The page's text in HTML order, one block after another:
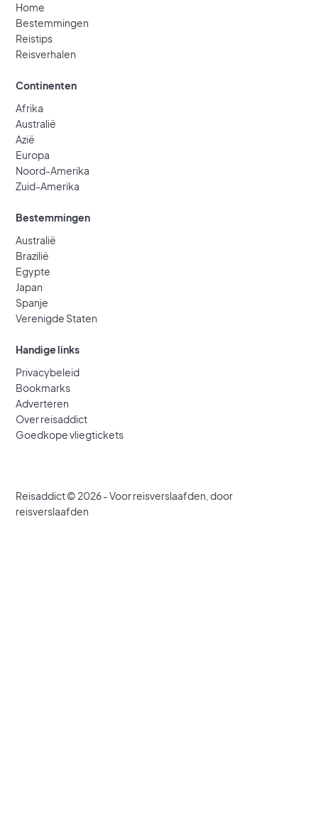
Home
Bestemmingen
Reistips
Reisverhalen
Continenten
Afrika
Australië
Azië
Europa
Noord-Amerika
Zuid-Amerika
Bestemmingen
Australië
Brazilië
Egypte
Japan
Spanje
Verenigde Staten
Handige links
Privacybeleid
Bookmarks
Adverteren
Over reisaddict
Goedkope vliegtickets
Reisaddict © 2026 - Voor reisverslaafden, door
reisverslaafden